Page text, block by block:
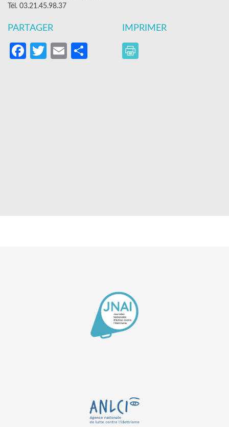
Tél. 03.21.45.98.37
PARTAGER
Facebook
Twitter
EmailPartager
IMPRIMER